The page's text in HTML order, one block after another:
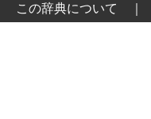
この辞典について